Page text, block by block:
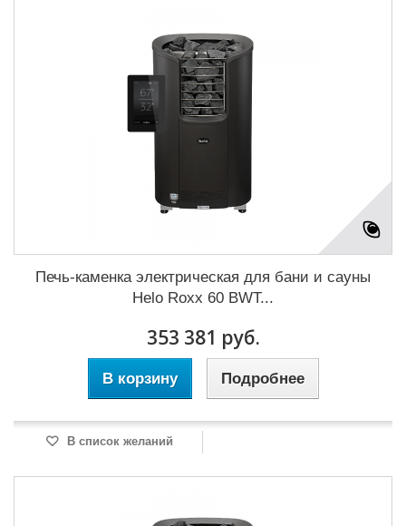
Печь-каменка электрическая для бани и сауны
Helo Roxx 60 BWT...
353 381 руб.
В корзину Подробнее
В список желаний